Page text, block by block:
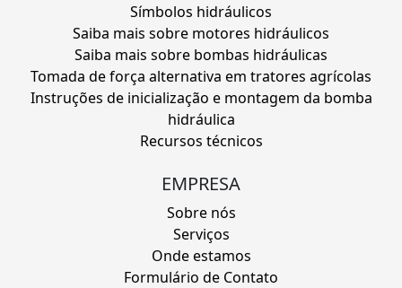
Símbolos hidráulicos
Saiba mais sobre motores hidráulicos
Saiba mais sobre bombas hidráulicas
Tomada de força alternativa em tratores agrícolas
Instruções de inicialização e montagem da bomba
hidráulica
Recursos técnicos
EMPRESA
Sobre nós
Serviços
Onde estamos
Formulário de Contato